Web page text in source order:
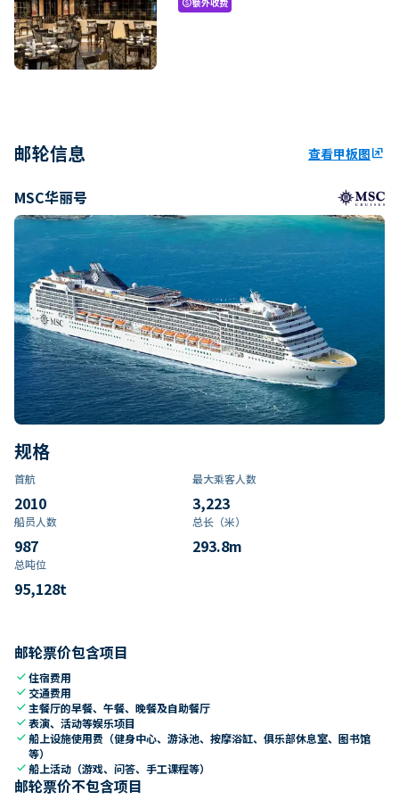
paid
邮轮信息 查看甲板图ungroup
MSC华丽号
规格
首航
2010
最大乘客人数
3,223
船员人数
987
总长（米）
293.8m
总吨位
95,128t
邮轮票价包含项目
check住宿费用
check 交通费用
check 主餐厅的早餐、午餐、晚餐及自助餐厅
check表演、活动等娱乐项目
check船上设施使用费（健身中心、游泳池、按摩浴缸、俱乐部休息室、图书馆
等）
check船上活动（游戏、问答、手工课程等）
邮轮票价不包含项目